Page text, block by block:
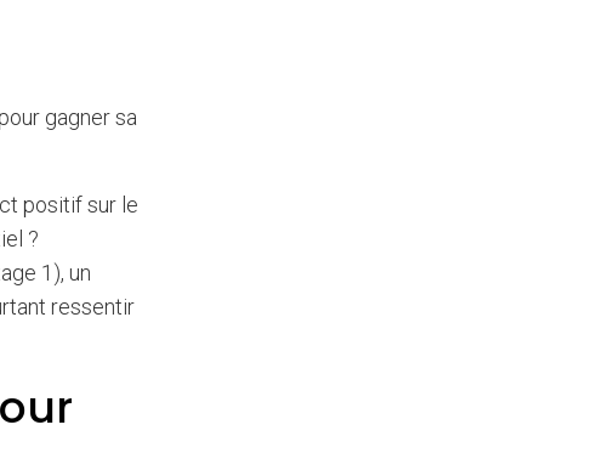
gagner sa
positif sur le
?
1), un
ressentir